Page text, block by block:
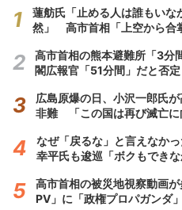
蓮舫氏「止める人は誰もいな
然」 高市首相「上空から合
高市首相の熊本避難所「3
閣広報官「51分間」だと否定
広島原爆の日、小沢一郎氏
非難 「この国は再び滅亡に
なぜ「戻るな」と言えなか
幸平氏も逡巡「ボクもできな
高市首相の被災地視察動画
PV」に「政権プロパガンダ